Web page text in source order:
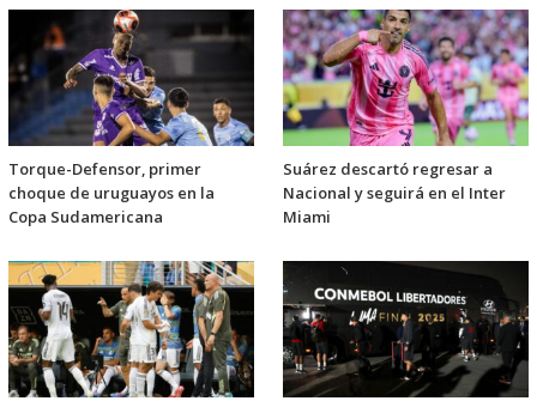
Torque-Defensor, primer
choque de uruguayos en la
Copa Sudamericana
Suárez descartó regresar a
Nacional y seguirá en el Inter
Miami